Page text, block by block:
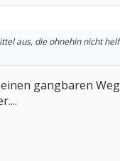
aus, die ohnehin nicht
gangbaren